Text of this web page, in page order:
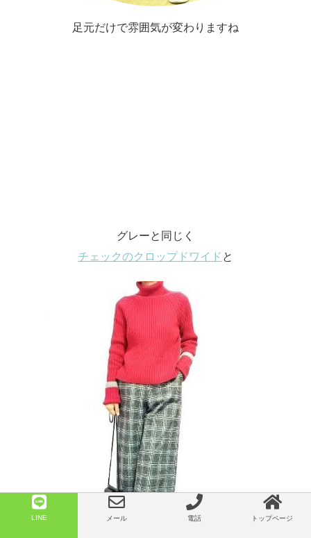
足元だけで雰囲気が変わりますね
グレーと同じく
チェックのクロップドワイド と
LINE メール 電話 トップページ